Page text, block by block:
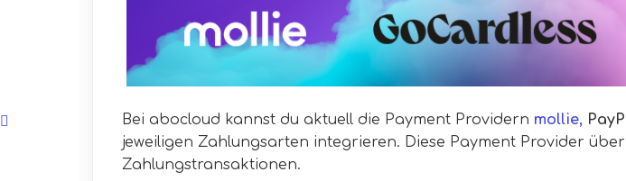
Bei abocloud kannst du aktuell die Payment Providern mollie,
jeweiligen Zahlungsarten integrieren. Diese Payment Provider
Zahlungstransaktionen.